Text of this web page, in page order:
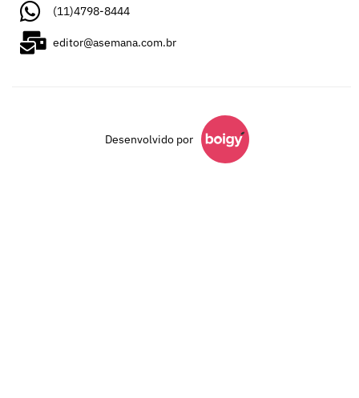
(11)4798-8444
editor@asemana.com.br
Desenvolvido por